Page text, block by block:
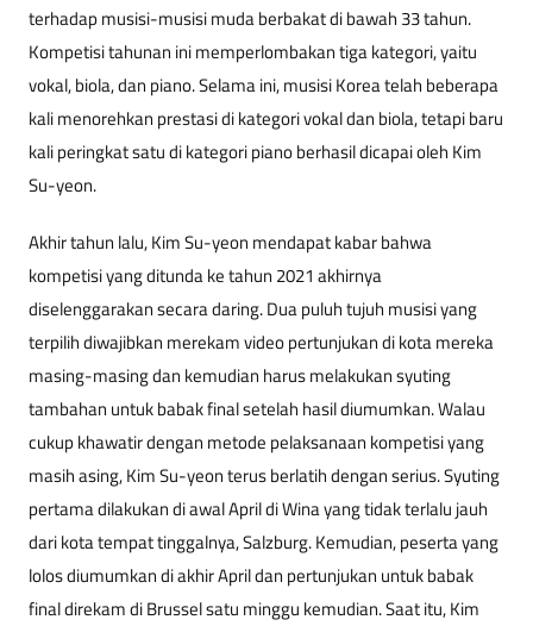
terhadap musisi-musisi muda berbakat di bawah 33 tahun.
Kompetisi tahunan ini memperlombakan tiga kategori, yaitu
vokal, biola, dan piano. Selama ini, musisi Korea telah beberapa
kali menorehkan prestasi di kategori vokal dan biola, tetapi baru
kali peringkat satu di kategori piano berhasil dicapai oleh Kim
Su-yeon.
Akhir tahun lalu, Kim Su-yeon mendapat kabar bahwa
kompetisi yang ditunda ke tahun 2021 akhirnya
diselenggarakan secara daring. Dua puluh tujuh musisi yang
terpilih diwajibkan merekam video pertunjukan di kota mereka
masing-masing dan kemudian harus melakukan syuting
tambahan untuk babak final setelah hasil diumumkan. Walau
cukup khawatir dengan metode pelaksanaan kompetisi yang
masih asing, Kim Su-yeon terus berlatih dengan serius. Syuting
pertama dilakukan di awal April di Wina yang tidak terlalu jauh
dari kota tempat tinggalnya, Salzburg. Kemudian, peserta yang
lolos diumumkan di akhir April dan pertunjukan untuk babak
final direkam di Brussel satu minggu kemudian. Saat itu, Kim